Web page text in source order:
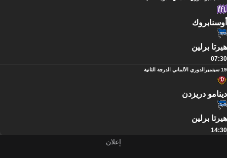
أوسنابروك
هيرتا برلين
07:30
19 سبتمبر الدوري الألماني الدرجة الثانية
دينامو دريزدن
هيرتا برلين
14:30